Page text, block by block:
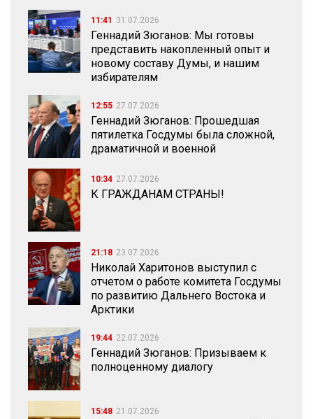
11:41 31.07.2026
Геннадий Зюганов: Мы готовы
представить накопленный опыт и
новому составу Думы, и нашим
избирателям
12:55 27.07.2026
Геннадий Зюганов: Прошедшая
пятилетка Госдумы была сложной,
драматичной и военной
10:34 27.07.2026
К ГРАЖДАНАМ СТРАНЫ!
21:18 23.07.2026
Николай Харитонов выступил с
отчетом о работе комитета Госдумы
по развитию Дальнего Востока и
Арктики
19:44 22.07.2026
Геннадий Зюганов: Призываем к
полноценному диалогу
15:48 21.07.2026